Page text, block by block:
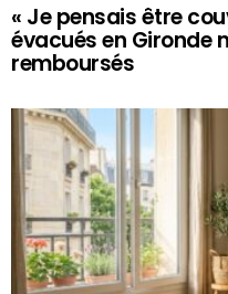
« Je pensais être
évacués en Gironde
remboursés